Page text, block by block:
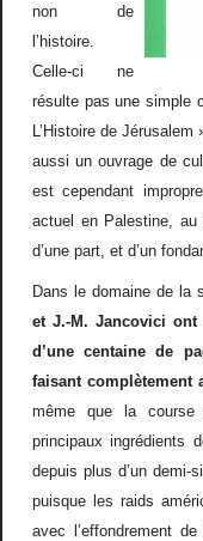
non de
’ histoire.
Celle-ci ne
résultepas une simple
’ Histoire de Jérusalem
aussi un ouvrage de
est cependant
actuel en Palestine, au
d’une part, et d’un
Dans le domaine de la
et J.-M. Jancovici ont
d’une centaine de
faisant complètement
même que la course
principaux ingrédients
depuis plus d’un demi-si
puisque les raids amé
avec l’effondrement de